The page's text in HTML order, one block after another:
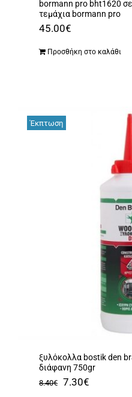
bormann pro bht1620
τεμάχια bormann pro
45.00€
Προσθήκη στο καλάθι
Έκπτωση
ξυλόκολλα bostik den
διάφανη 750gr
8.40€ Original
7.30€